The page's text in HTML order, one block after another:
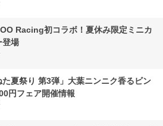
Racing初コラボ！夏休み限定ミニカ
登場
た夏祭り 第3弾」大葉ニンニク香るビン
円フェア開催情報